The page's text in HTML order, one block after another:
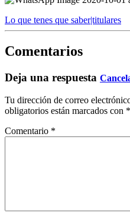
Lo que tenes que saber|titulares
Comentarios
Deja una respuesta
Tu dirección de correo
obligatorios están marcados con *
Comentario *